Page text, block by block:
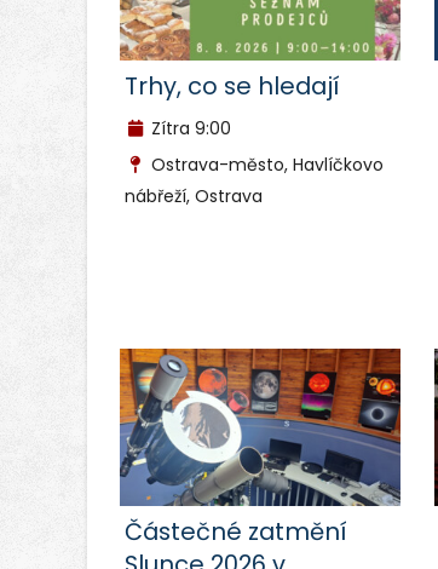
Trhy, co se hledají
Zítra 9:00
Ostrava-město, Havlíčkovo
nábřeží, Ostrava
Částečné zatmění